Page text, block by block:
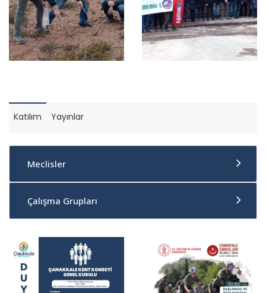
Katılım Yayınlar
Meclisler
Çalışma Grupları